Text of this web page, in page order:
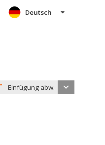
Deutsch
Einfügung abw.